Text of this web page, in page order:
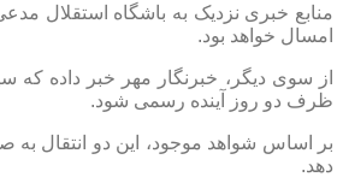
منابع خبری نزدیک به باشگاه استقلال
امسال خواهد بود.
از سوی دیگر، خبرنگار مهر خبر داده که
ظرف دو روز آینده رسمی شود.
بر اساس شواهد موجود، این دو انتقال به
دهد.